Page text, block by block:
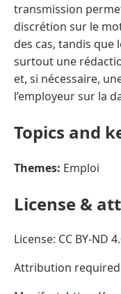
transmission
discrétion sur le
des cas, tandis
surtout une
et, si nécessaire,
l’employeur sur la
Topics and
Themes: Emploi
License &
License: CC BY-ND
Attribution